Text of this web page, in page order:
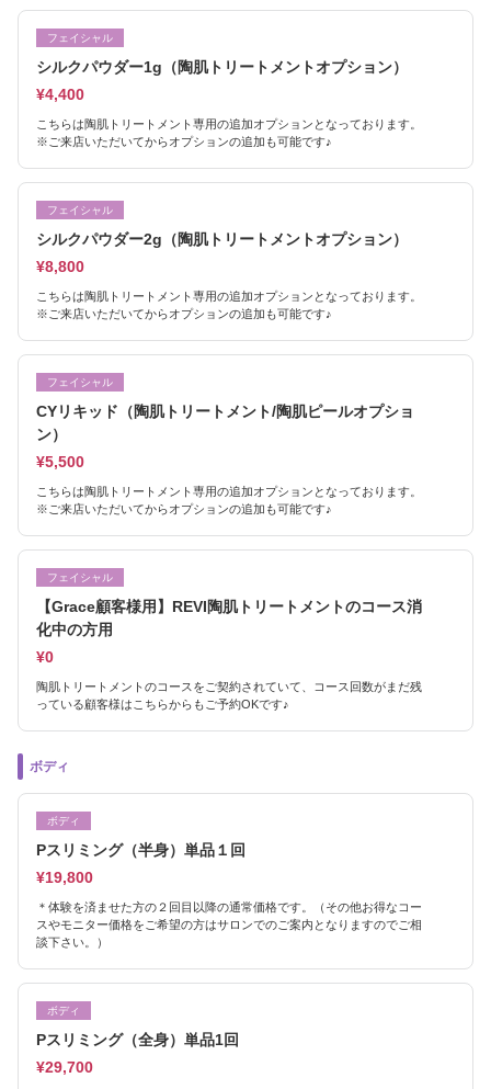
フェイシャル
シルクパウダー1g（陶肌トリートメントオプション）
¥4,400
こちらは陶肌トリートメント専用の追加オプションとなっております。
※ご来店いただいてからオプションの追加も可能です♪
フェイシャル
シルクパウダー2g（陶肌トリートメントオプション）
¥8,800
こちらは陶肌トリートメント専用の追加オプションとなっております。
※ご来店いただいてからオプションの追加も可能です♪
フェイシャル
CYリキッド（陶肌トリートメント/陶肌ピールオプショ
ン）
¥5,500
こちらは陶肌トリートメント専用の追加オプションとなっております。
※ご来店いただいてからオプションの追加も可能です♪
フェイシャル
【Grace顧客様用】REVI陶肌トリートメントのコース消
化中の方用
¥0
陶肌トリートメントのコースをご契約されていて、コース回数がまだ残
っている顧客様はこちらからもご予約OKです♪
ボディ
ボディ
Pスリミング（半身）単品１回
¥19,800
＊体験を済ませた方の２回目以降の通常価格です。（その他お得なコー
スやモニター価格をご希望の方はサロンでのご案内となりますのでご相
談下さい。）
ボディ
Pスリミング（全身）単品1回
¥29,700